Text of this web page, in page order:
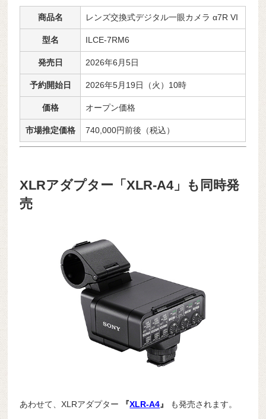
商品名 レンズ交換式デジタル一眼カメラ α7R VI
型名 ILCE-7RM6
発売日 2026年6月5日
予約開始日 2026年5月19日（火）10時
価格 オープン価格
市場推定価格 740,000円前後（税込）
XLRアダプター「XLR-A4」も同時発
売
あわせて、XLRアダプター 『XLR-A4』 も発売されます。